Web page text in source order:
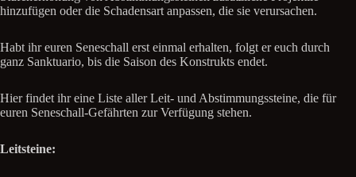
hinzufügen oder die Schadensart anpassen, die sie verursachen.
Habt ihr euren Seneschall erst einmal erhalten, folgt er euch durch
ganz Sanktuario, bis die Saison des Konstrukts endet.
Hier findet ihr eine Liste aller Leit- und Abstimmungssteine, die für
euren Seneschall-Gefährten zur Verfügung stehen.
Leitsteine: